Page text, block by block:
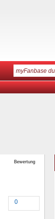
Bewertung
0